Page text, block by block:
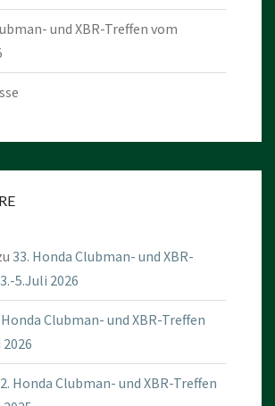
und XBR-Treffen vom
33. Honda Clubman- und XBR-
5.Juli 2026
Clubman- und XBR-Treffen
Honda Clubman- und XBR-Treffen